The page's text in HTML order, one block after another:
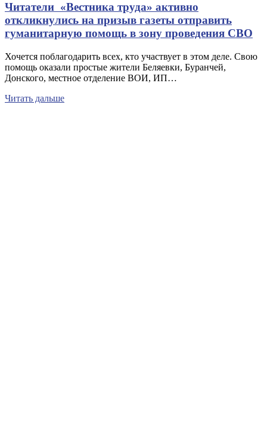
Читатели «Вестника труда» активно
откликнулись на призыв газеты отправить
гуманитарную помощь в зону проведения СВО
Хочется поблагодарить всех, кто участвует в этом деле. Свою
помощь оказали простые жители Беляевки, Буранчей,
Донского, местное отделение ВОИ, ИП…
Читать дальше